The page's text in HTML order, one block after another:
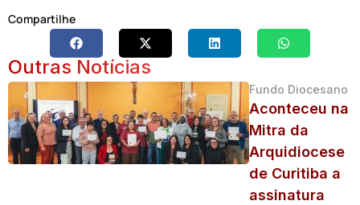
Compartilhe
Outras Notícias
Fundo Diocesano
Aconteceu na
Mitra da
Arquidiocese
de Curitiba a
assinatura